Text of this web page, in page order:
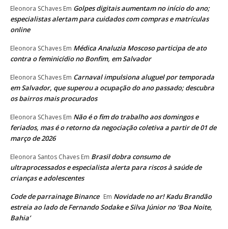
Eleonora SChaves Em Golpes digitais aumentam no início do ano;
especialistas alertam para cuidados com compras e matrículas
online
Eleonora SChaves Em Médica Analuzia Moscoso participa de ato
contra o feminicídio no Bonfim, em Salvador
Eleonora SChaves Em Carnaval impulsiona aluguel por temporada
em Salvador, que superou a ocupação do ano passado; descubra
os bairros mais procurados
Eleonora SChaves Em Não é o fim do trabalho aos domingos e
feriados, mas é o retorno da negociação coletiva a partir de 01 de
março de 2026
Eleonora Santos Chaves Em Brasil dobra consumo de
ultraprocessados e especialista alerta para riscos à saúde de
crianças e adolescentes
Code de parrainage Binance Em Novidade no ar! Kadu Brandão
estreia ao lado de Fernando Sodake e Silva Júnior no ‘Boa Noite,
Bahia’